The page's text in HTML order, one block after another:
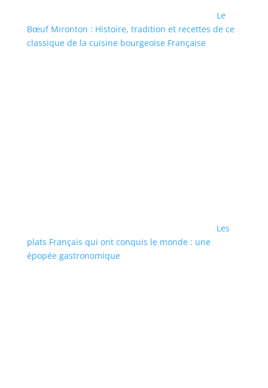
Le
Bœuf Mironton : Histoire, tradition et recettes de ce
classique de la cuisine bourgeoise Française
Les
plats Français qui ont conquis le monde : une
épopée gastronomique